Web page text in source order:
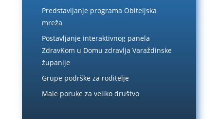
Predstavljanje programa Obiteljska
mreža
Postavljanje interaktivnog panela
ZdravKom u Domu zdravlja Varaždinske
županije
Grupe podrške za roditelje
Male poruke za veliko društvo